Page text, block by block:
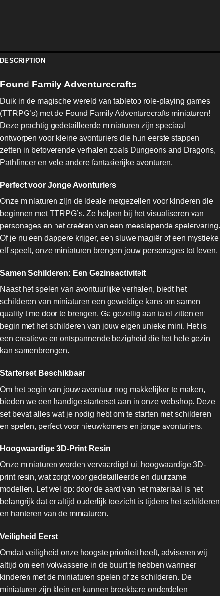
DESCRIPTION
Found Family Adventurecrafts
Duik in de magische wereld van tabletop role-playing games
(TTRPG’s) met de Found Family Adventurecrafts miniaturen!
Deze prachtig gedetailleerde miniaturen zijn speciaal
ontworpen voor kleine avonturiers die hun eerste stappen
zetten in betoverende verhalen zoals Dungeons and Dragons,
Pathfinder en vele andere fantasierijke avonturen.
Perfect voor Jonge Avonturiers
Onze miniaturen zijn de ideale metgezellen voor kinderen die
beginnen met TTRPG’s. Ze helpen bij het visualiseren van
personages en het creëren van een meeslepende spelervaring.
Of je nu een dappere krijger, een sluwe magiër of een mystieke
elf speelt, onze miniaturen brengen jouw personages tot leven.
Samen Schilderen: Een Gezinsactiviteit
Naast het spelen van avontuurlijke verhalen, biedt het
schilderen van miniaturen een geweldige kans om samen
quality time door te brengen. Ga gezellig aan tafel zitten en
begin met het schilderen van jouw eigen unieke mini. Het is
een creatieve en ontspannende bezigheid die het hele gezin
kan samenbrengen.
Starterset Beschikbaar
Om het begin van jouw avontuur nog makkelijker te maken,
bieden we een handige starterset aan in onze webshop. Deze
set bevat alles wat je nodig hebt om te starten met schilderen
en spelen, perfect voor nieuwkomers en jonge avonturiers.
Hoogwaardige 3D-Print Resin
Onze miniaturen worden vervaardigd uit hoogwaardige 3D-
print resin, wat zorgt voor gedetailleerde en duurzame
modellen. Let wel op: door de aard van het materiaal is het
belangrijk dat er altijd ouderlijk toezicht is tijdens het schilderen
en hanteren van de miniaturen.
Veiligheid Eerst
Omdat veiligheid onze hoogste prioriteit heeft, adviseren wij
altijd om een volwassene in de buurt te hebben wanneer
kinderen met de miniaturen spelen of ze schilderen. De
miniaturen zijn klein en kunnen breekbare onderdelen